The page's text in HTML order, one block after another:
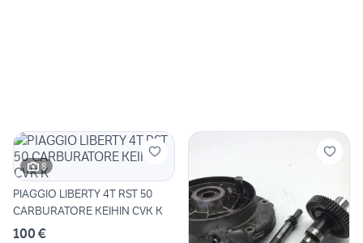
8
PIAGGIO LIBERTY 4T RST 50
CARBURATORE KEIHIN CVK K
100 €